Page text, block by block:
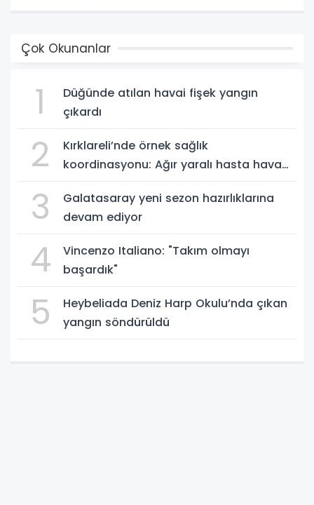
Çok Okunanlar
1
Düğünde atılan havai fişek yangın
çıkardı
2
Kırklareli’nde örnek sağlık
koordinasyonu: Ağır yaralı hasta hava
3
Galatasaray yeni sezon hazırlıklarına
devam ediyor
4
Vincenzo Italiano: "Takım olmayı
başardık"
5
Heybeliada Deniz Harp Okulu’nda çıkan
yangın söndürüldü